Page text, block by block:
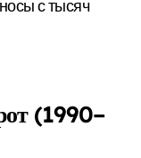
с тысяч
(1990–